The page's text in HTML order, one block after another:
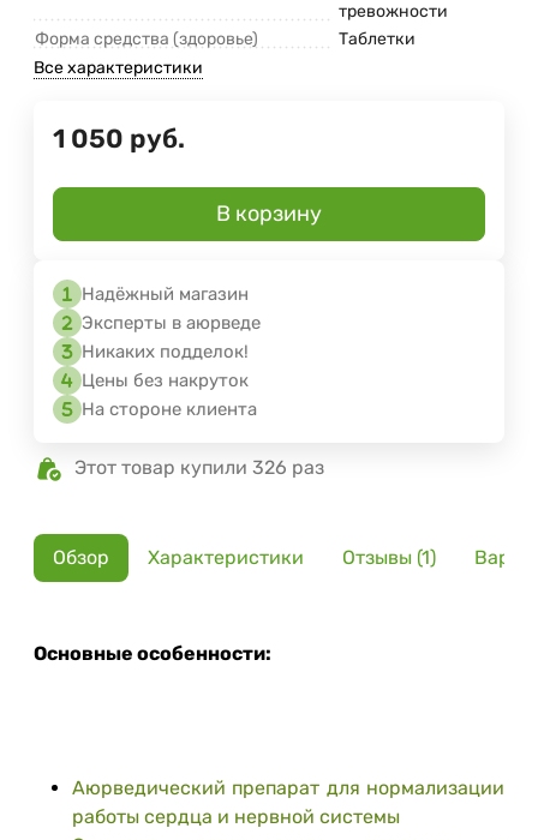
тревожности
Форма средства (здоровье)
Таблетки
Все характеристики
1 050 руб.
В корзину
Надёжный магазин
Эксперты в аюрведе
Никаких подделок!
Цены без накруток
На стороне клиента
Этот товар купили 326 раз
Обзор Характеристики Отзывы (1)
Основные особенности:
Аюрведический препарат для нормализации
работы сердца и нервной системы